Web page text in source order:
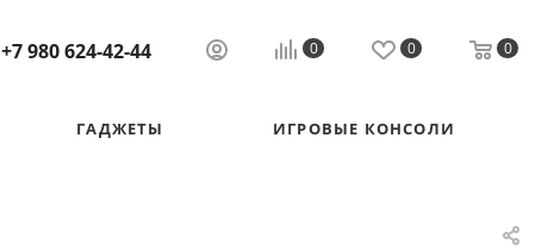
+7 980 624-42-44 0 0 0
ГАДЖЕТЫ ИГРОВЫЕ КОНСОЛИ